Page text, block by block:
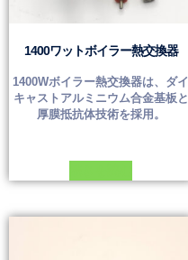
1400ワットボイラー熱交換器
1400Wボイラー熱交換器は、ダイ
キャストアルミニウム合金基板と
厚膜抵抗体技術を採用。